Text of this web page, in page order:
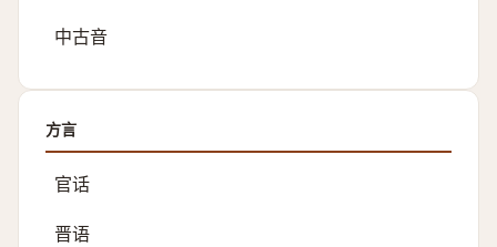
中古音
方言
官话
晋语